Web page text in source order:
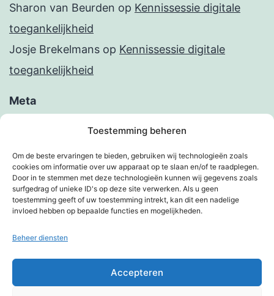
Toestemming beheren
Om de beste ervaringen te bieden, gebruiken wij technologieën zoals
cookies om informatie over uw apparaat op te slaan en/of te raadplegen.
Door in te stemmen met deze technologieën kunnen wij gegevens zoals
surfgedrag of unieke ID's op deze site verwerken. Als u geen
toestemming geeft of uw toestemming intrekt, kan dit een nadelige
invloed hebben op bepaalde functies en mogelijkheden.
Beheer diensten
Accepteren
Sharon van Beurden op Kennissessie digitale
toegankelijkheid
Josje Brekelmans op Kennissessie digitale
toegankelijkheid
Meta
Berichten feed
Reacties feed
WordPress.org
KIMBERVIETJES